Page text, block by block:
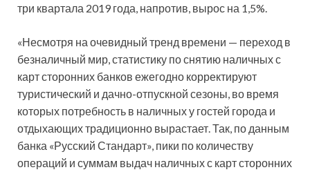
три квартала 2019 года, напротив, вырос на 1,5%.
«Несмотря на очевидный тренд времени — переход в
безналичный мир, статистику по снятию наличных с
карт сторонних банков ежегодно корректируют
туристический и дачно-отпускной сезоны, во время
которых потребность в наличных у гостей города и
отдыхающих традиционно вырастает. Так, по данным
банка «Русский Стандарт», пики по количеству
операций и суммам выдач наличных с карт сторонних